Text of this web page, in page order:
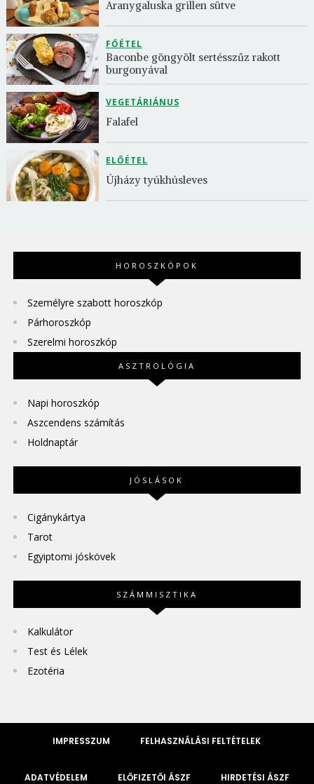
Aranygaluska grillen sütve
FŐÉTEL
Baconbe göngyölt sertésszűz rakott
burgonyával
VEGETÁRIÁNUS
Falafel
ELŐÉTEL
Újházy tyúkhúsleves
HOROSZKÓPOK
Személyre szabott horoszkóp
Párhoroszkóp
Szerelmi horoszkóp
ASZTROLÓGIA
Napi horoszkóp
Aszcendens számítás
Holdnaptár
JÓSLÁSOK
Cigánykártya
Tarot
Egyiptomi jóskövek
SZÁMMISZTIKA
Kalkulátor
Test és Lélek
Ezotéria
IMPRESSZUM FELHASZNÁLÁSI FELTÉTELEK
ADATVÉDELEM ELŐFIZETŐI ÁSZF HIRDETÉSI ÁSZF